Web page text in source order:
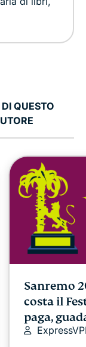
QUESTO
Sanremo
costa il
paga,